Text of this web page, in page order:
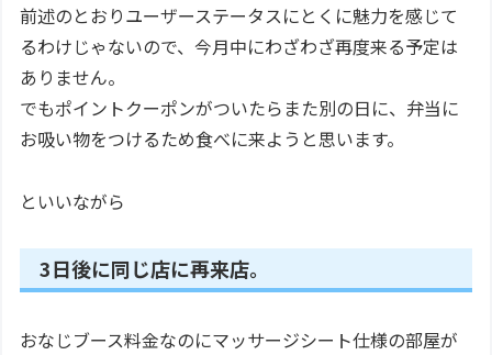
前述のとおりユーザーステータスにとくに魅力を感じて
るわけじゃないので、今月中にわざわざ再度来る予定は
ありません。
でもポイントクーポンがついたらまた別の日に、弁当に
お吸い物をつけるため食べに来ようと思います。
といいながら
3日後に同じ店に再来店。
おなじブース料金なのにマッサージシート仕様の部屋が